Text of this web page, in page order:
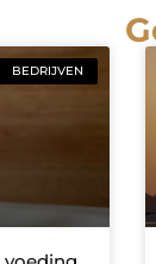
BEDRIJVEN